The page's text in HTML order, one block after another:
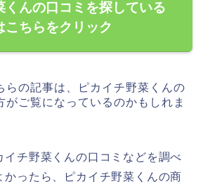
くんの口コミを探している
こちらをクリック
らの記事は、ピカイチ野菜くんの
がご覧になっているのかもしれま
イチ野菜くんの口コミなどを調べ
かったら、ピカイチ野菜くんの商